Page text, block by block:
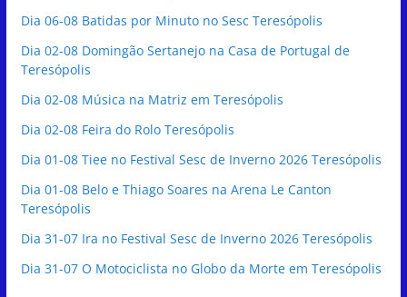
Dia 06-08 Batidas por Minuto no Sesc Teresópolis
Dia 02-08 Domingão Sertanejo na Casa de Portugal de
Teresópolis
Dia 02-08 Música na Matriz em Teresópolis
Dia 02-08 Feira do Rolo Teresópolis
Dia 01-08 Tiee no Festival Sesc de Inverno 2026 Teresópolis
Dia 01-08 Belo e Thiago Soares na Arena Le Canton
Teresópolis
Dia 31-07 Ira no Festival Sesc de Inverno 2026 Teresópolis
Dia 31-07 O Motociclista no Globo da Morte em Teresópolis